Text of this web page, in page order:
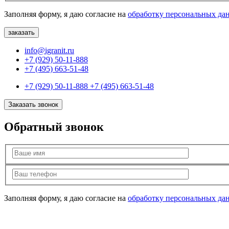
Заполняя форму, я даю согласие на обработку персональных
info@igranit.ru
+7 (929) 50-11-888
+7 (495) 663-51-48
+7 (929) 50-11-888 +7 (495) 663-51-48
Заказать звонок
Обратный звонок
Заполняя форму, я даю согласие на обработку персональных